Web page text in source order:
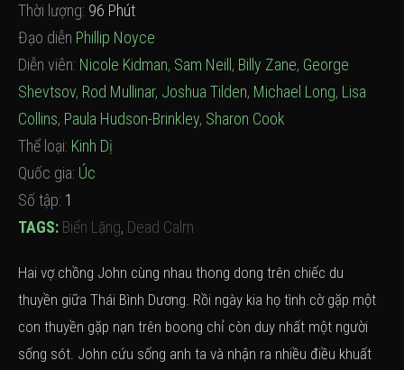
Thời lượng: 96 Phút
Đạo diễn Phillip Noyce
Diễn viên: Nicole Kidman, Sam Neill , Billy Zane, George
Shevtsov, Rod Mullinar, Joshua Tilden, Michael Long, Lisa
Collins, Paula Hudson-Brinkley, Sharon Cook
Thể loại: Kinh Dị
Quốc gia: Úc
Số tập: 1
TAGS: Biển Lặng, Dead Calm
Hai vợ chồng John cùng nhau thong dong trên chiếc du
thuyền giữa Thái Bình Dương. Rồi ngày kia họ tình cờ gặp một
con thuyền gặp nạn trên boong chỉ còn duy nhất một người
sống sót. John cứu sống anh ta và nhận ra nhiều điều khuất